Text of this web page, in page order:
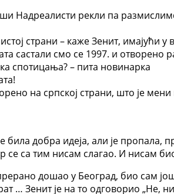
Надреалисти рекли па
страни – каже Зенит, имајући у
састали смо се 1997. и
спотицања? – пита новинарка
на српској страни, што је
била добра идеја, али је
се са тим нисам слагао. И нисам
дошао у Београд, био сам
… Зенит је на то одговорио